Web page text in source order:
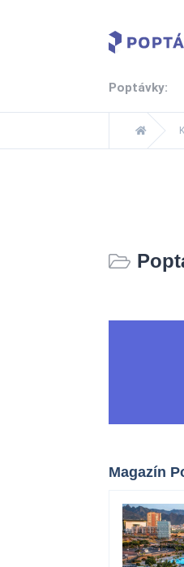
Poptávky:
Magazín